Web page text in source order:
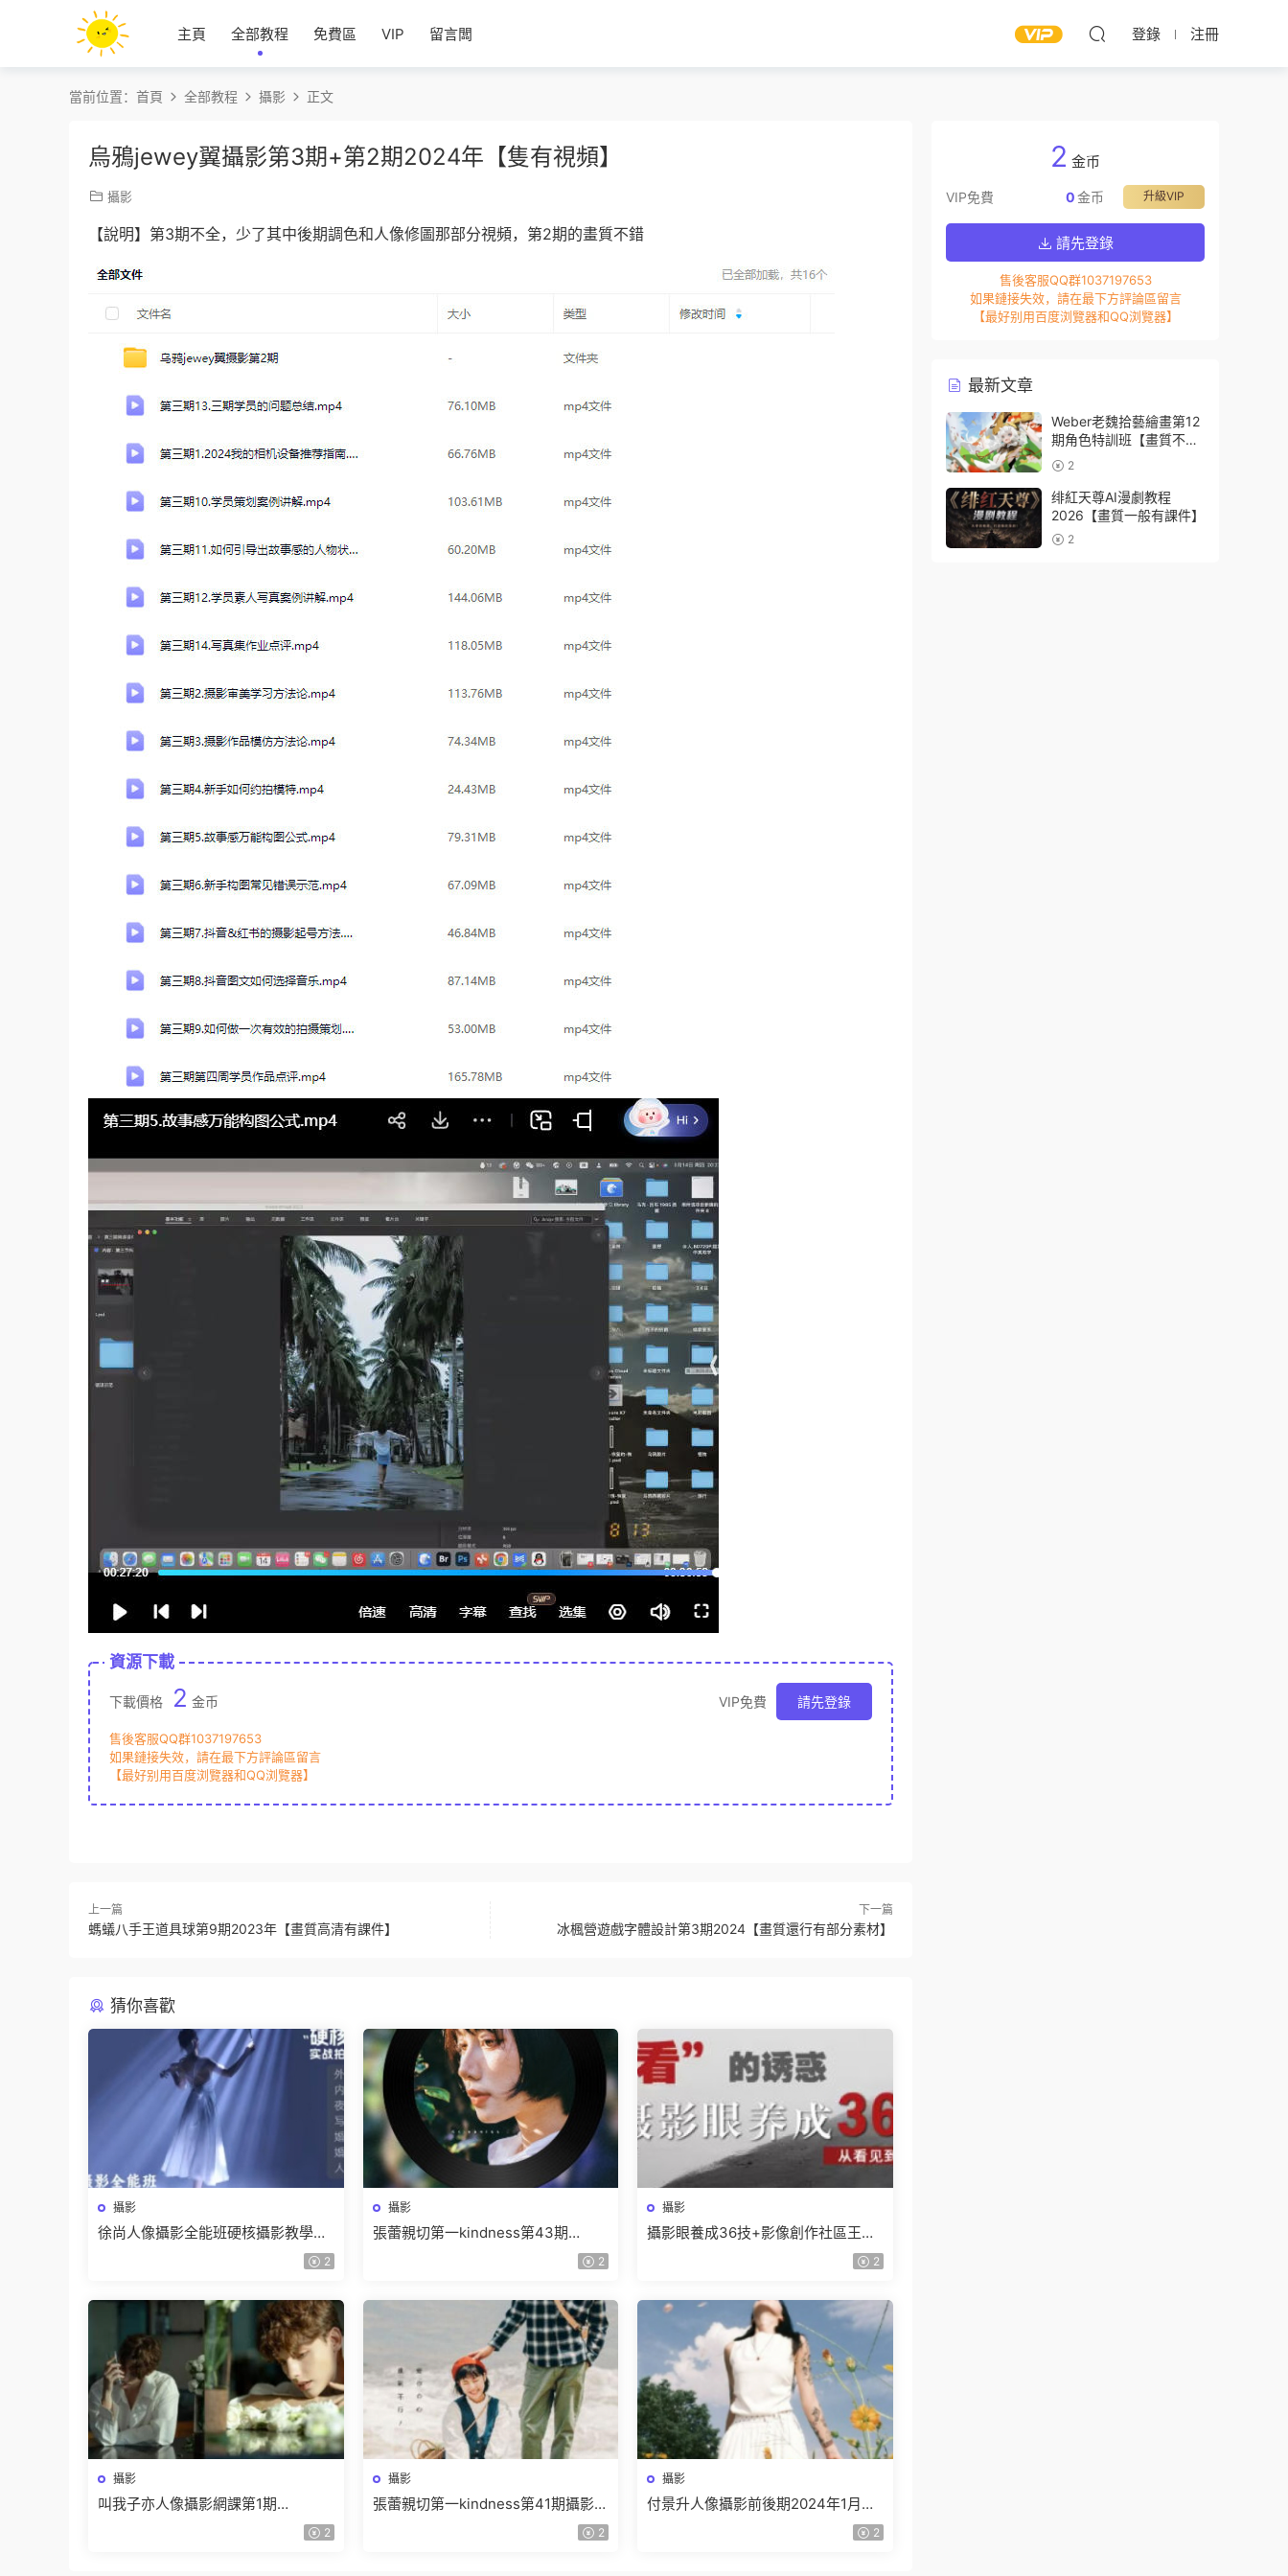
主頁 全部教程 免費區 VIP 留言闆 登錄 注冊
當前位置： 首頁 全部教程 攝影 正文
烏鴉jewey翼攝影第3期+第2期2024年【隻有視頻】
攝影
【說明】第3期不全，少了其中後期調色和人像修圖那部分視頻，第2期的畫質不錯
資源下載
下載價格 2 金币 VIP免費 請先登錄
售後客服QQ群1037197653
如果鏈接失效，請在最下方評論區留言
【最好别用百度浏覽器和QQ浏覽器】
上一篇
螞蟻八手王道具球第9期2023年【畫質高清有課件】
下一篇
冰楓營遊戲字體設計第3期2024【畫質還行有部分素材】
猜你喜歡
攝影
徐尚人像攝影全能班硬核攝影教學
2
攝影
張蕾親切第一kindness第43期
2
攝影
攝影眼養成36技+影像創作社區王建
章的攝影課【畫質不錯隻有視頻】
2
攝影
叫我子亦人像攝影網課第1期
2
攝影
張蕾親切第一kindness第41期攝影後
2
攝影
付景升人像攝影前後期2024年1月結
2
2 金币
VIP免費 升級VIP
0金币
請先登錄
售後客服QQ群1037197653
如果鏈接失效，請在最下方評論區留言
【最好别用百度浏覽器和QQ浏覽器】
最新文章
Weber老魏拾藝繪畫第12
期角色特訓班【畫質不錯
隻有視頻】
2
绯紅天尊AI漫劇教程
2026【畫質一般有課件】
2